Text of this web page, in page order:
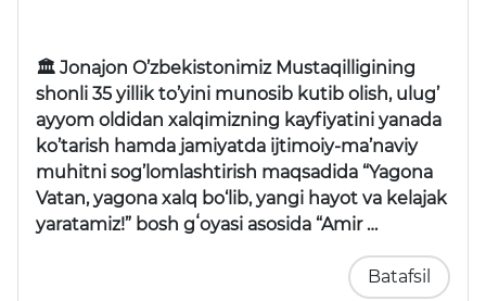
🏛 Jonajon O’zbekistonimiz Mustaqilligining
shonli 35 yillik to’yini munosib kutib olish, ulug’
ayyom oldidan xalqimizning kayfiyatini yanada
ko’tarish hamda jamiyatda ijtimoiy-ma’naviy
muhitni sog’lomlashtirish maqsadida “Yagona
Vatan, yagona xalq bo‘lib, yangi hayot va kelajak
yaratamiz!” bosh gʻoyasi asosida “Amir …
Batafsil